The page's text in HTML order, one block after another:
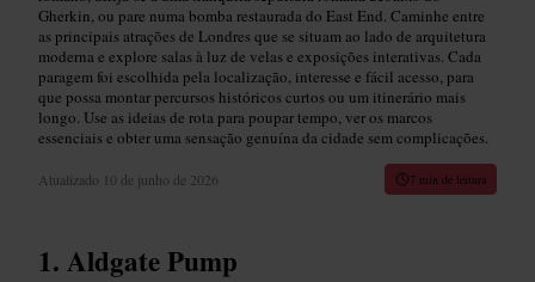
Gherkin, ou pare numa bomba restaurada do East End. Caminhe entre
as principais atrações de Londres que se situam ao lado de arquitetura
moderna e explore salas à luz de velas e exposições interativas. Cada
paragem foi escolhida pela localização, interesse e fácil acesso, para
que possa montar percursos históricos curtos ou um itinerário mais
longo. Use as ideias de rota para poupar tempo, ver os marcos
essenciais e obter uma sensação genuína da cidade sem complicações.
Atualizado 10 de junho de 2026 7 min de leitura
Aldgate Pump